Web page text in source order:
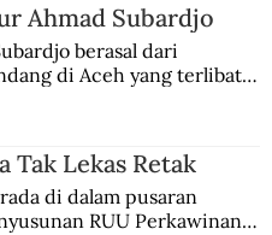
VOC
Ahmad Subardjo
berasal dari
di Aceh yang terlibat
Tak Lekas Retak
di dalam pusaran
RUU Perkawinan.